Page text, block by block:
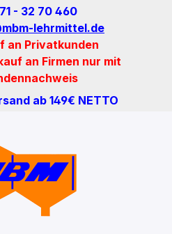
- 32 70 460
lehrmittel.de
an Privatkunden
an Firmen nur mit
ab 149€ NETTO